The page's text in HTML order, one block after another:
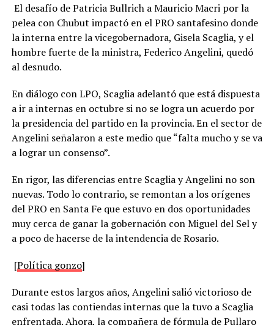
El desafío de Patricia Bullrich a Mauricio Macri por la
pelea con Chubut impactó en el PRO santafesino donde
la interna entre la vicegobernadora, Gisela Scaglia, y el
hombre fuerte de la ministra, Federico Angelini, quedó
al desnudo.
En diálogo con LPO, Scaglia adelantó que está dispuesta
a ir a internas en octubre si no se logra un acuerdo por
la presidencia del partido en la provincia. En el sector de
Angelini señalaron a este medio que “falta mucho y se va
a lograr un consenso”.
En rigor, las diferencias entre Scaglia y Angelini no son
nuevas. Todo lo contrario, se remontan a los orígenes
del PRO en Santa Fe que estuvo en dos oportunidades
muy cerca de ganar la gobernación con Miguel del Sel y
a poco de hacerse de la intendencia de Rosario.
[Política gonzo]
Durante estos largos años, Angelini salió victorioso de
casi todas las contiendas internas que la tuvo a Scaglia
enfrentada. Ahora, la compañera de fórmula de Pullaro